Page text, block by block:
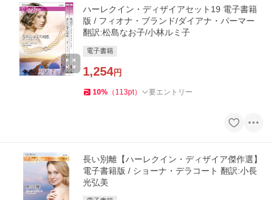
ハーレクイン・ディザイアセット19 電子書籍
版 / フィオナ・ブランド/ダイアナ・パーマー
翻訳:松島なお子/小林ルミ子
電子書籍
1,254円
10% （ 113pt） 要エントリー
長い別離【ハーレクイン・ディザイア傑作選】
電子書籍版 / ショーナ・デラコート 翻訳:小長
光弘美